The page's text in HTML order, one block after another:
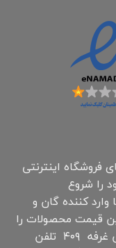
فروشگاه اینترنتی
فعالیت خود را شروع
وارد کننده گان و
قیمت محصولات را
دارد. آدرس : منطقه آزاد چابهار بازار تیس غرفه ۴۰۹ تلفن